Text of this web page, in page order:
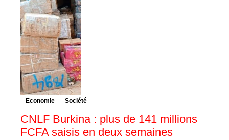
Economie Société
CNLF Burkina : plus de 141 millions
FCFA saisis en deux semaines